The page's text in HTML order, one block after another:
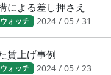
による差し押さえ
ォッチ 2024 / 05 / 31
賃上げ事例
ォッチ 2024 / 05 / 23